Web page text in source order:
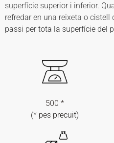
superfície superior i inferior.
refredar en una reixeta o cistell
passi per tota la superfície del
500 *
(* pes precuit)